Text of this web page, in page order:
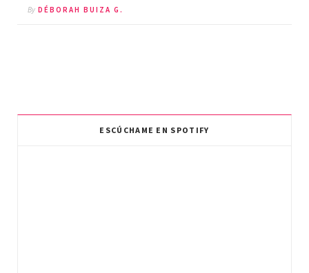
By DÉBORAH BUIZA G.
ESCÚCHAME EN SPOTIFY